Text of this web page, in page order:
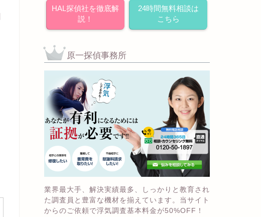
HAL探偵社を徹底解
説！
24時間無料相談は
こちら
原一探偵事務所
業界最大手、解決実績最多、しっかりと教育され
た調査員と豊富な機材を揃えています。当サイト
からのご依頼で浮気調査基本料金が50%OFF！